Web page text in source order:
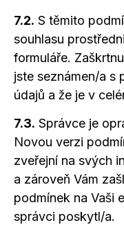
7.2. S těmito
souhlasu
formuláře.
jste seznámen/a s
údajů a že je v
7.3. Správce je
Novou verzi
zveřejní na svých
a zároveň Vám
podmínek na Vaši
správci poskytl/a.